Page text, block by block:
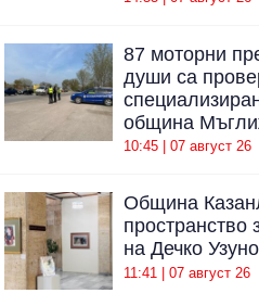
87 моторни
души са
община
10:45 | 07 август 26
Община
пространство
на Дечко
11:41 | 07 август 26